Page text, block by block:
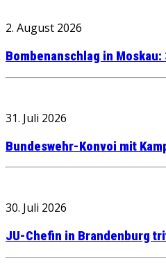
2. August 2026
Bombenanschlag in
31. Juli 2026
Bundeswehr-Konvoi mit
30. Juli 2026
JU-Chefin in Brandenburg